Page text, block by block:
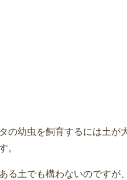
の幼虫を飼育するには土が
。
る土でも構わないのですが